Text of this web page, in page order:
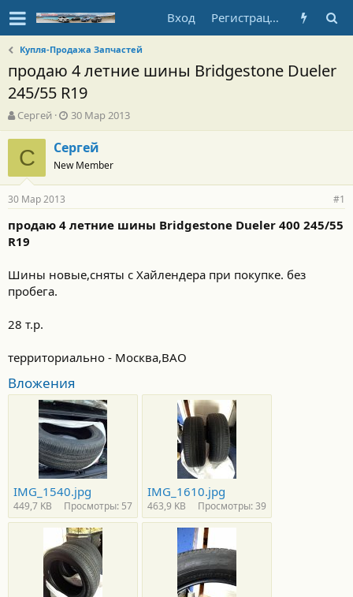
Вход Регистрация
Купля-Продажа Запчастей
продаю 4 летние шины Bridgestone Dueler
245/55 R19
А
в
т
о
т
е
м
ы
Сергей
Д
а
т
а
н
а
а
л
30 Мар 2013
С Сергей
New Member
30 Мар 2013 #1
продаю 4 летние шины Bridgestone Dueler 400 245/55
R19
Шины новые,сняты с Хайлендера при покупке. без
пробега.
28 т.р.
территориально - Москва,ВАО
Вложения
IMG_1540.jpg
449,7 KB Просмотры: 57
IMG_1610.jpg
463,9 KB Просмотры: 39